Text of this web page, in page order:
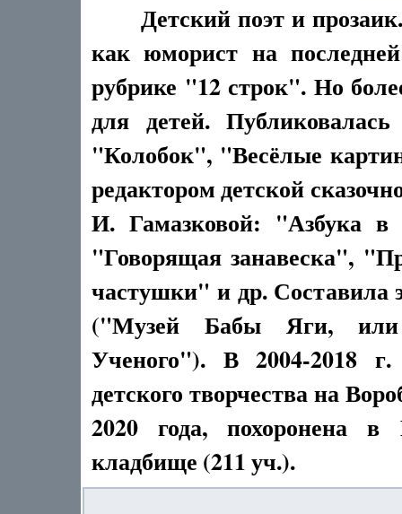
Детский поэт и
как юморист на
рубрике "12 строк". Но
для детей.
"Колобок", "Весёлые
редактором детской
И. Гамазковой: "Азбука
"Говорящая занавеска",
частушки" и др. Составила
("Музей Бабы Яги, или
Ученого"). В 2004-2018 г.
детского творчества на
2020 года, похоронена
кладбище (211 уч.).